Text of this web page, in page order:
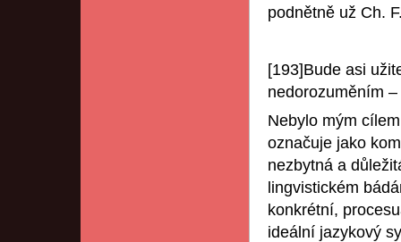
podnětně už Ch.
[193]Bude asi
nedorozuměním
Nebylo mým
označuje jako
nezbytná a
lingvistickém
konkrétní,
ideální jazykový